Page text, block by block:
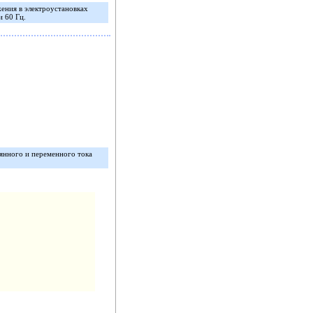
в электроустановках
60 Гц.
и переменного тока